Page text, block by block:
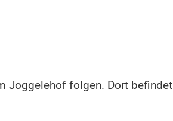
Joggelehof folgen. Dort befindet